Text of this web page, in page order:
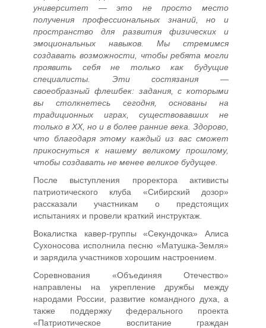
университет — это не просто место
получения профессиональных знаний, но и
пространство для развития физических и
эмоциональных навыков. Мы стремимся
создавать возможности, чтобы ребята могли
проявить себя не только как будущие
специалисты. Эти состязания —
своеобразный флешбек: задания, с которыми
вы столкнетесь сегодня, основаны на
традиционных играх, существовавших не
только в XX, но и в более ранние века. Здорово,
что благодаря этому каждый из вас сможет
прикоснуться к нашему великому прошлому,
чтобы создавать не менее великое будущее.
После выступления проректора активисты
патриотического клуба «Сибирский дозор»
рассказали участникам о предстоящих
испытаниях и провели краткий инструктаж.
Вокалистка кавер-группы «Секундочка» Алиса
Сухоносова исполнила песню «Матушка-Земля»
и зарядила участников хорошим настроением.
Соревнования «Объединяя Отечество»
направлены на укрепление дружбы между
народами России, развитие командного духа, а
также поддержку федерального проекта
«Патриотическое воспитание граждан